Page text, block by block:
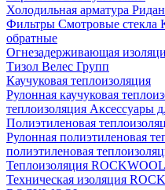
Холодильная арматура Ридан
Фильтры Смотровые стекла
обратные
Огнезадерживающая
Тизол Велес Групп
Каучуковая теплоизоляция
Рулонная каучуковая
теплоизоляция Аксессуары
Полиэтиленовая
Рулонная полиэтиленовая
полиэтиленовая
Теплоизоляция ROCKWOOL
Техническая изоляция